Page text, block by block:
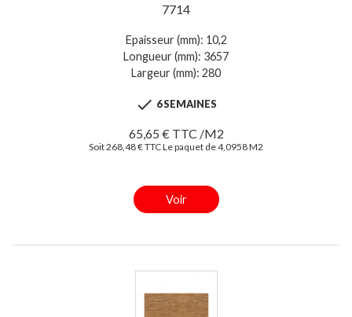
7714
Epaisseur (mm): 10,2
Longueur (mm): 3657
Largeur (mm): 280
 6 SEMAINES
65,65 € TTC /M2
Soit 268,48 € TTC Le paquet de 4,0958 M2
Voir